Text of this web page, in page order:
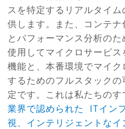
スを特定するリアルタイ
供します。また、コンテ
とパフォーマンス分析の
使用してマイクロサービ
機能と、本番環境でマイ
するためのフルスタック
定です。これは私たちの
業界で認められた
ITイン
視 、 インテリジェントな